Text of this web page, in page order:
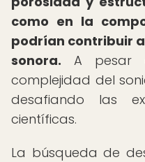
como en la
podrían contribuir
sonora. A pesar
complejidad del
desafiando las
científicas.
La búsqueda de